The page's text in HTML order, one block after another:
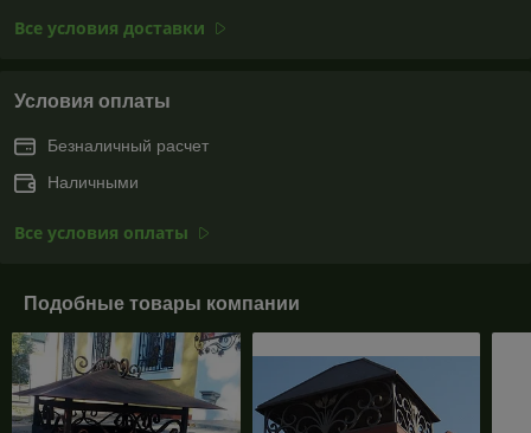
Все условия доставки
Условия оплаты
Безналичный расчет
Наличными
Все условия оплаты
Подобные товары компании